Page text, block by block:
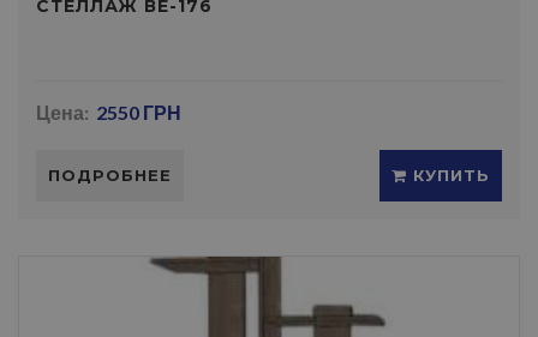
СТЕЛЛАЖ ВЕ-176
Цена: 2550 ГРН
ПОДРОБНЕЕ КУПИТЬ